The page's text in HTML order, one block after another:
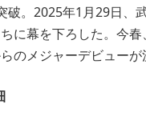
破。2025年1月29日、
に幕を下ろした。今
のメジャーデビューが